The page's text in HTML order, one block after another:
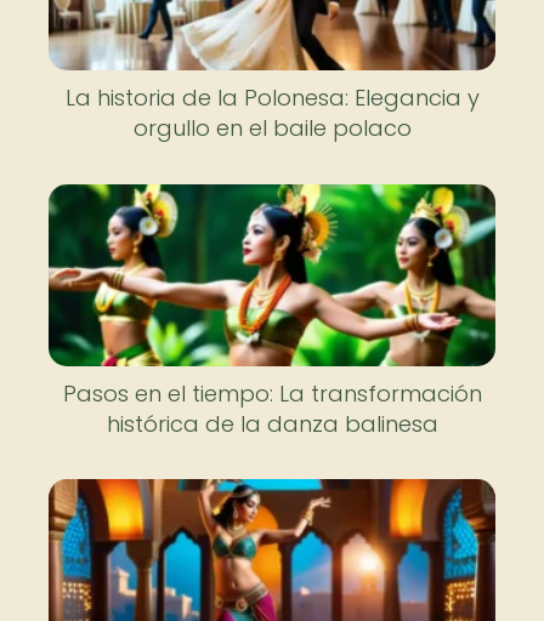
La historia de la Polonesa: Elegancia y
orgullo en el baile polaco
Pasos en el tiempo: La transformación
histórica de la danza balinesa